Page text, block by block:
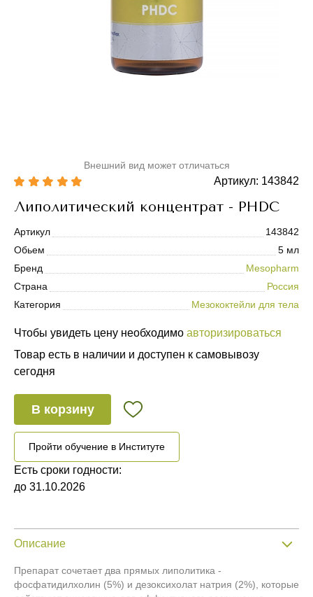
Внешний вид может отличаться
Артикул: 143842
Липолитический концентрат - PHDC
Артикул
143842
Обьем
5 мл
Бренд
Mesopharm
Страна
Россия
Категория
Мезококтейли для тела
Чтобы увидеть цену необходимо авторизироваться
Товар есть в наличии и доступен к самовывозу
сегодня
В корзину
Пройти обучение в Институте
Есть сроки годности:
до 31.10.2026
Описание
Препарат сочетает два прямых липолитика -
фосфатидилхолин (5%) и дезоксихолат натрия (2%), которые